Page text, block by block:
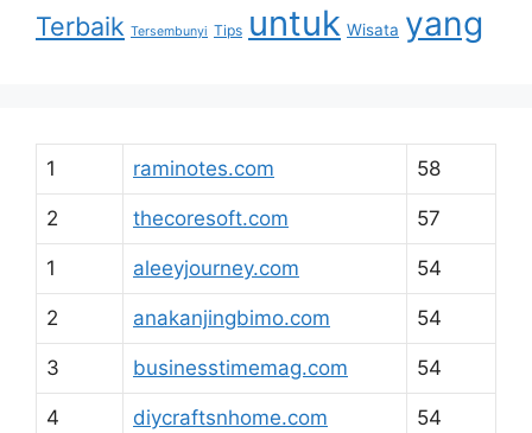
Terbaik Tersembunyi Tips untuk Wisata yang
1 raminotes.com 58
2 thecoresoft.com 57
1 aleeyjourney.com 54
2 anakanjingbimo.com 54
3 businesstimemag.com 54
4 diycraftsnhome.com 54